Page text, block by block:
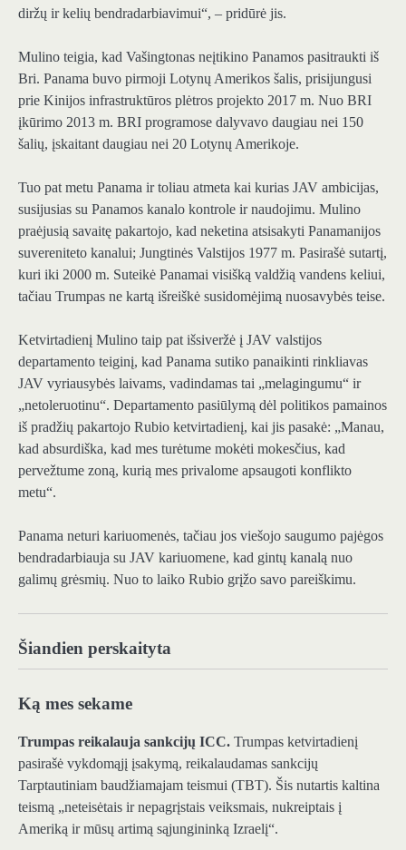
diržų ir kelių bendradarbiavimui“, – pridūrė jis.
Mulino teigia, kad Vašingtonas neįtikino Panamos pasitraukti iš
Bri. Panama buvo pirmoji Lotynų Amerikos šalis, prisijungusi
prie Kinijos infrastruktūros plėtros projekto 2017 m. Nuo BRI
įkūrimo 2013 m. BRI programose dalyvavo daugiau nei 150
šalių, įskaitant daugiau nei 20 Lotynų Amerikoje.
Tuo pat metu Panama ir toliau atmeta kai kurias JAV ambicijas,
susijusias su Panamos kanalo kontrole ir naudojimu. Mulino
praėjusią savaitę pakartojo, kad neketina atsisakyti Panamanijos
suvereniteto kanalui; Jungtinės Valstijos 1977 m. Pasirašė sutartį,
kuri iki 2000 m. Suteikė Panamai visišką valdžią vandens keliui,
tačiau Trumpas ne kartą išreiškė susidomėjimą nuosavybės teise.
Ketvirtadienį Mulino taip pat išsiveržė į JAV valstijos
departamento teiginį, kad Panama sutiko panaikinti rinkliavas
JAV vyriausybės laivams, vadindamas tai „melagingumu“ ir
„netoleruotinu“. Departamento pasiūlymą dėl politikos pamainos
iš pradžių pakartojo Rubio ketvirtadienį, kai jis pasakė: „Manau,
kad absurdiška, kad mes turėtume mokėti mokesčius, kad
pervežtume zoną, kurią mes privalome apsaugoti konflikto
metu“.
Panama neturi kariuomenės, tačiau jos viešojo saugumo pajėgos
bendradarbiauja su JAV kariuomene, kad gintų kanalą nuo
galimų grėsmių. Nuo to laiko Rubio grįžo savo pareiškimu.
Šiandien perskaityta
Ką mes sekame
Trumpas reikalauja sankcijų ICC. Trumpas ketvirtadienį
pasirašė vykdomąjį įsakymą, reikalaudamas sankcijų
Tarptautiniam baudžiamajam teismui (TBT). Šis nutartis kaltina
teismą „neteisėtais ir nepagrįstais veiksmais, nukreiptais į
Ameriką ir mūsų artimą sąjungininką Izraelį“.